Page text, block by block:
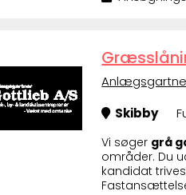
Skibby
Vi søger grå
områder. Du
kandidat